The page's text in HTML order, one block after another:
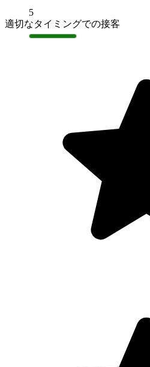
5
適切なタイミングでの接客